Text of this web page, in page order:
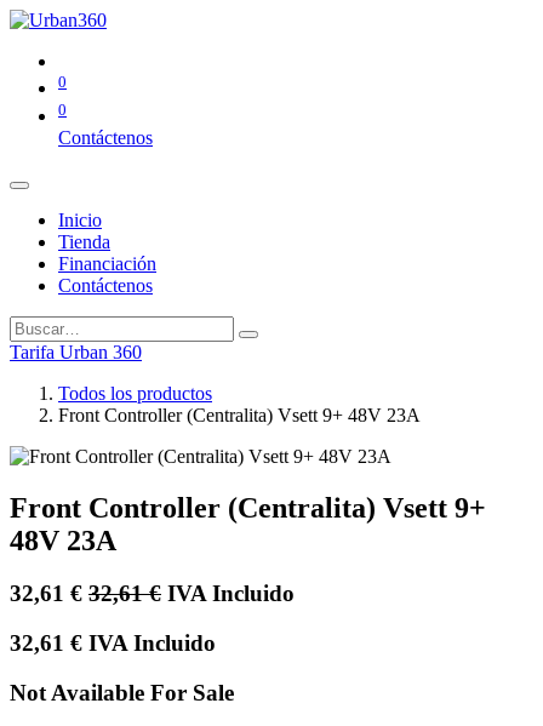
0
0
Contáctenos
Inicio
Tienda
Financiación
Contáctenos
Tarifa Urban 360
Todos los productos
Front Controller (Centralita) Vsett 9+ 48V 23A
Front Controller (Centralita) Vsett 9+
48V 23A
32,61 € 32,61€ IVA Incluido
32,61 € IVA Incluido
Not Available For Sale